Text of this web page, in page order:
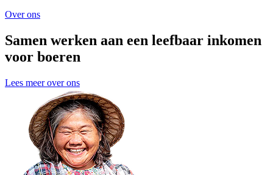
Over ons
Samen werken aan een leefbaar inkomen
voor boeren
Lees meer over ons